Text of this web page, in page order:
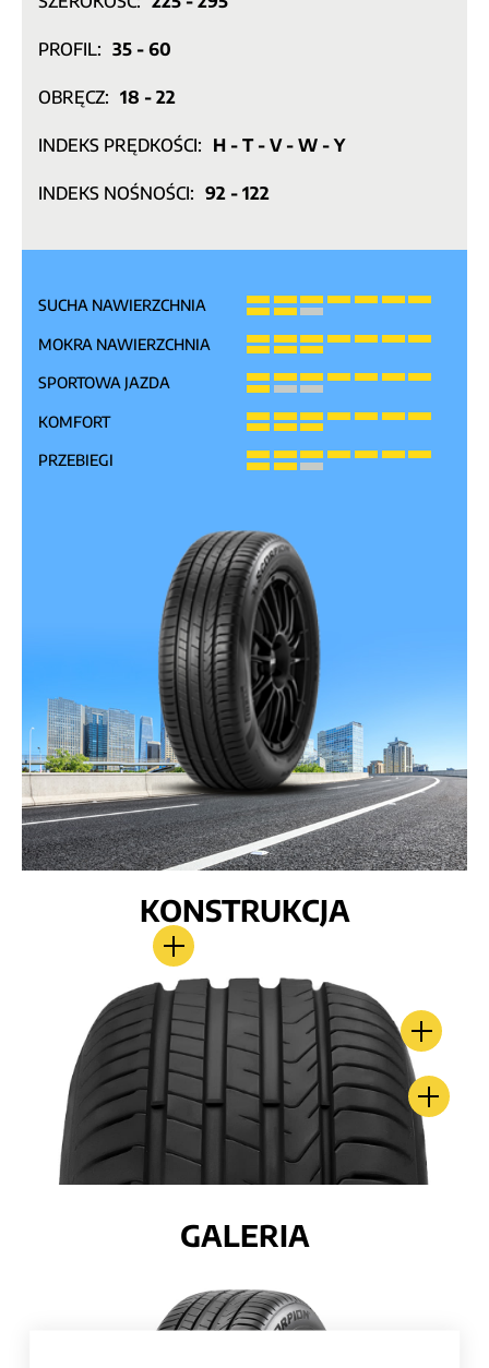
PROFIL: 35 - 60
OBRĘCZ: 18 - 22
INDEKS PRĘDKOŚCI: H - T - V - W - Y
INDEKS NOŚNOŚCI: 92 - 122
SUCHA NAWIERZCHNIA
MOKRA NAWIERZCHNIA
SPORTOWA JAZDA
KOMFORT
PRZEBIEGI
KONSTRUKCJA
GALERIA